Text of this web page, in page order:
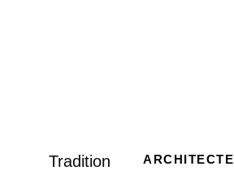
Tradition
ARCHITECTE